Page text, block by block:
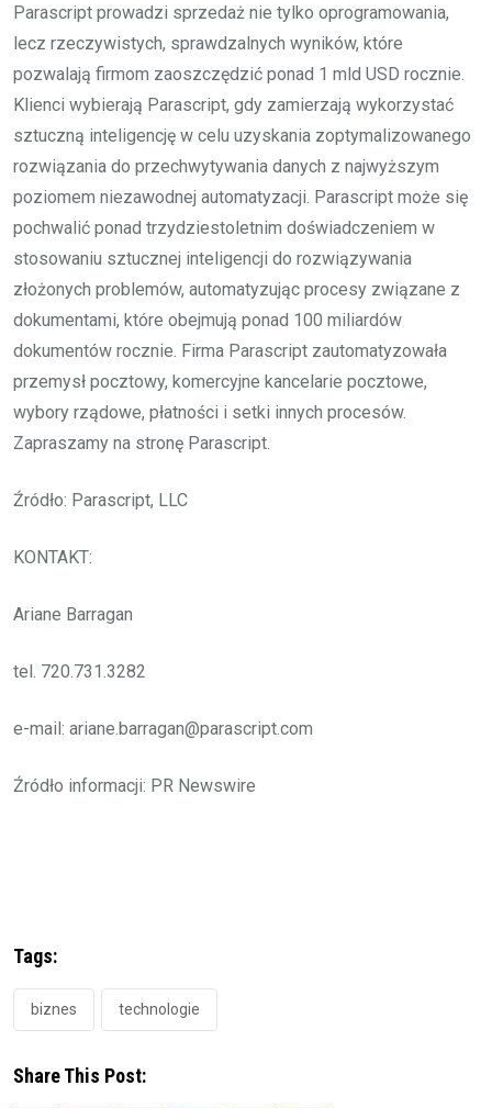
Parascript prowadzi sprzedaż nie tylko oprogramowania,
lecz rzeczywistych, sprawdzalnych wyników, które
pozwalają firmom zaoszczędzić ponad 1 mld USD rocznie.
Klienci wybierają Parascript, gdy zamierzają wykorzystać
sztuczną inteligencję w celu uzyskania zoptymalizowanego
rozwiązania do przechwytywania danych z najwyższym
poziomem niezawodnej automatyzacji. Parascript może się
pochwalić ponad trzydziestoletnim doświadczeniem w
stosowaniu sztucznej inteligencji do rozwiązywania
złożonych problemów, automatyzując procesy związane z
dokumentami, które obejmują ponad 100 miliardów
dokumentów rocznie. Firma Parascript zautomatyzowała
przemysł pocztowy, komercyjne kancelarie pocztowe,
wybory rządowe, płatności i setki innych procesów.
Zapraszamy na stronę Parascript.
Źródło: Parascript, LLC
KONTAKT:
Ariane Barragan
tel. 720.731.3282
e-mail: ariane.barragan@parascript.com
Źródło informacji: PR Newswire
Tags:
biznes technologie
Share This Post: